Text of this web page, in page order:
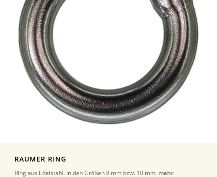
RAUMER RING
Ring aus Edelstahl. In den Größen 8 mm bzw. 10 mm. mehr